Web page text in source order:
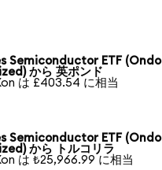
Semiconductor ETF (Ondo
から 英ポンド
は £403.54 に相当
Semiconductor ETF (Ondo
から トルコリラ
は ₺25,966.99 に相当